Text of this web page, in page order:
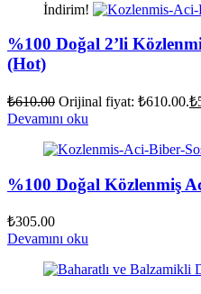
İndirim!
%100 Doğal 2’li
(Hot)
₺610.00 Orijinal fiyat: ₺610.00.₺
Devamını oku
%100 Doğal Közlenmiş
₺305.00
Devamını oku